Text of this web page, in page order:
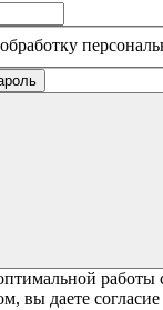
работы
вы даете